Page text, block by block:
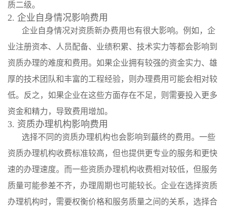
质二级。
2. 企业自身情况影响费用
企业自身情况对资质新办费用也有很大影响。例如，企
业注册资本、人员配备、业绩积累、技术实力等都会影响到
资质办理的难度和费用。如果企业拥有较强的资金实力、雄
厚的技术团队和丰富的工程经验，则办理费用可能会相对较
低。反之，如果企业在这些方面存在不足，则需要投入更多
资金和精力，导致费用增加。
3. 资质办理机构影响费用
选择不同的资质办理机构也会影响到蕞终的费用。一些
资质办理机构收费标准较高，但也提供更专业的服务和更快
速的办理速度。而一些资质办理机构收费相对较低，但服务
质量可能参差不齐，办理周期也可能较长。企业在选择资质
办理机构时，需要权衡价格和服务质量之间的关系，选择合